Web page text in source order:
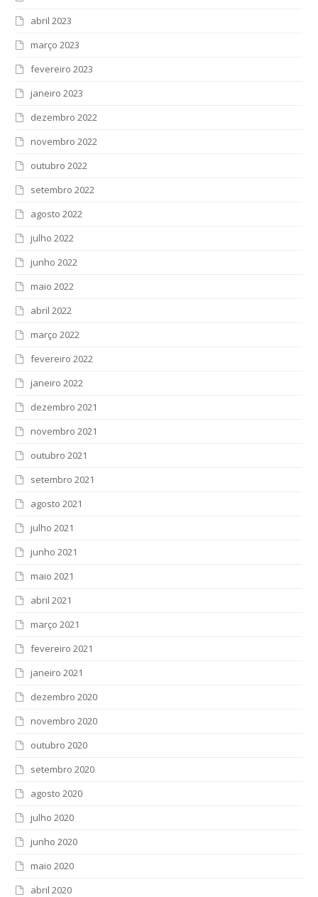
abril 2023
março 2023
fevereiro 2023
janeiro 2023
dezembro 2022
novembro 2022
outubro 2022
setembro 2022
agosto 2022
julho 2022
junho 2022
maio 2022
abril 2022
março 2022
fevereiro 2022
janeiro 2022
dezembro 2021
novembro 2021
outubro 2021
setembro 2021
agosto 2021
julho 2021
junho 2021
maio 2021
abril 2021
março 2021
fevereiro 2021
janeiro 2021
dezembro 2020
novembro 2020
outubro 2020
setembro 2020
agosto 2020
julho 2020
junho 2020
maio 2020
abril 2020